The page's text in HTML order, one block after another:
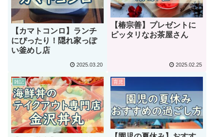
【カマトコンロ】ランチ
にぴったり！隠れ家っぽ
い釜めし店
2025.03.20
【椿宗善】プレゼントに
ピッタリなお茶屋さん
2025.02.25
雑記 育児